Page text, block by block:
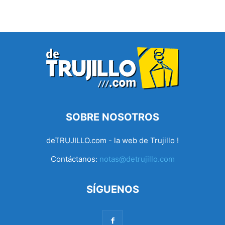
SOBRE NOSOTROS
deTRUJILLO.com - la web de Trujillo !
Contáctanos: notas@detrujillo.com
SÍGUENOS